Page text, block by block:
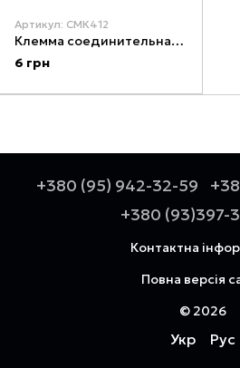
Артикул: СМК412
Клемма соединительная самозажимная 2 проводника (пач. 30 шт.) APRO СМК412
6 грн
+380 (95) 942-32-59
+380 (93)397-
Контактна
Повна версія
© 2026
Укр Рус